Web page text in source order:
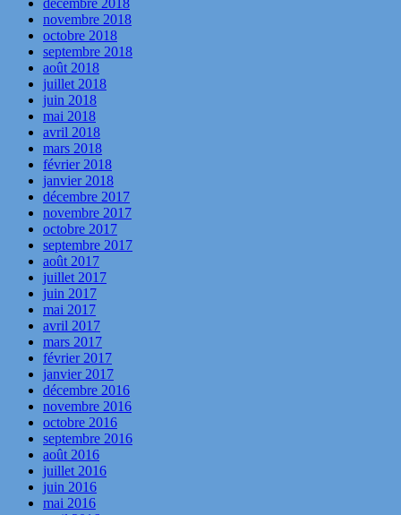
décembre 2018
novembre 2018
octobre 2018
septembre 2018
août 2018
juillet 2018
juin 2018
mai 2018
avril 2018
mars 2018
février 2018
janvier 2018
décembre 2017
novembre 2017
octobre 2017
septembre 2017
août 2017
juillet 2017
juin 2017
mai 2017
avril 2017
mars 2017
février 2017
janvier 2017
décembre 2016
novembre 2016
octobre 2016
septembre 2016
août 2016
juillet 2016
juin 2016
mai 2016